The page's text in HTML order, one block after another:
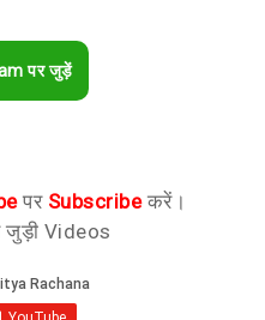
पर जुड़ें
पर Subscribeकरें।
जुड़ी Videos